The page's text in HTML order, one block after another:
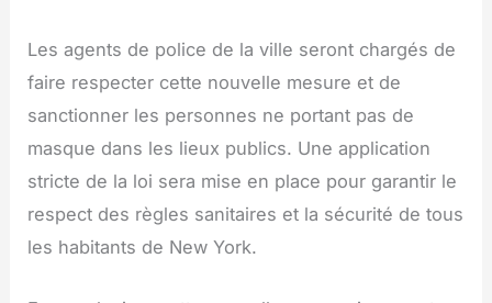
Les agents de police de la ville seront chargés de
faire respecter cette nouvelle mesure et de
sanctionner les personnes ne portant pas de
masque dans les lieux publics. Une application
stricte de la loi sera mise en place pour garantir le
respect des règles sanitaires et la sécurité de tous
les habitants de New York.